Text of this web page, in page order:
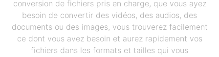
conversion de fichiers pris en charge, que vous ayez
besoin de convertir des vidéos, des audios, des
documents ou des images, vous trouverez facilement
ce dont vous avez besoin et aurez rapidement vos
fichiers dans les formats et tailles qui vous